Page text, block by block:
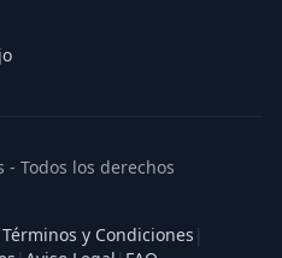
Todos los derechos
Términos y Condiciones |